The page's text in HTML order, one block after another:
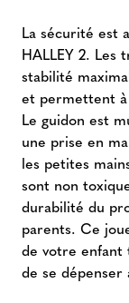
La sécurité est
HALLEY 2. Les
stabilité
et permettent
Le guidon est
une prise en
les petites
sont non
durabilité du
parents. Ce
de votre enfant
de se